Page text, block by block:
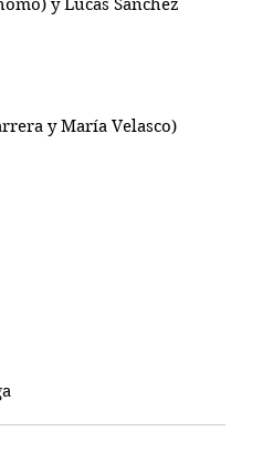
y Lucas Sánchez
y María Velasco)